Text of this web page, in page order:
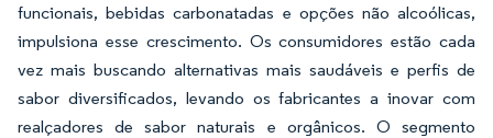
funcionais, bebidas carbonatadas e opções não alcoólicas,
impulsiona esse crescimento. Os consumidores estão cada
vez mais buscando alternativas mais saudáveis e perfis de
sabor diversificados, levando os fabricantes a inovar com
realçadores de sabor naturais e orgânicos. O segmento